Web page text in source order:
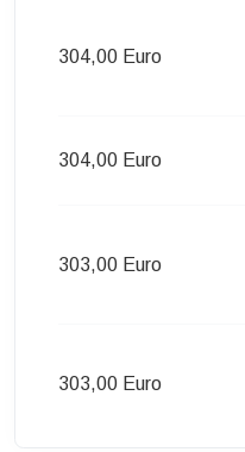
304,00 Euro
304,00 Euro
303,00 Euro
303,00 Euro